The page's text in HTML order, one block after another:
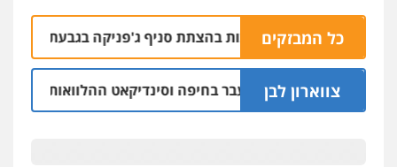
כל המבזקים
בחשד למעורבות בהצתת סניף ג'פניקה בגבעתיים 06.08 | 22:58
צווארון לבן
יו"ר ש"ס לשעבר בחיפה וסינדיקאט ההלוואות של משפחת